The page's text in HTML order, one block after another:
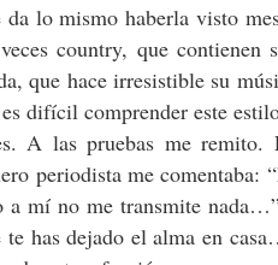
lo mismo haberla visto
country, que contienen
que hace irresistible su
difícil comprender este
A las pruebas me remito.
periodista me comentaba:
a mí no me transmite
te has dejado el alma en